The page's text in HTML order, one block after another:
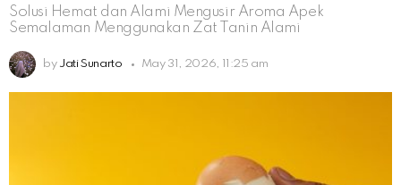
Solusi Hemat dan Alami Mengusir Aroma Apek
Semalaman Menggunakan Zat Tanin Alami
by Jati Sunarto May 31, 2026, 11:25 am